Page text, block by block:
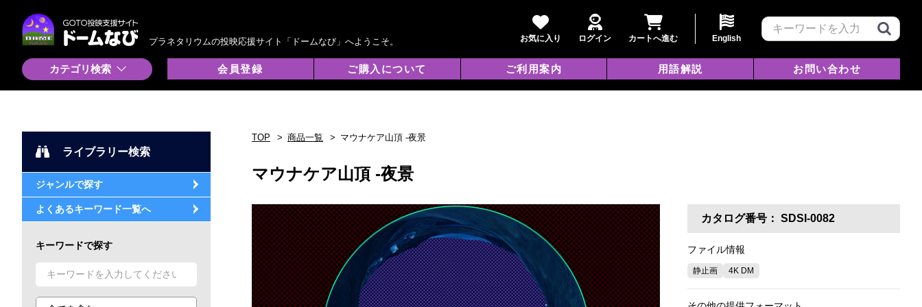
プラネタリウムの投映応援サイト「ドームなび」へようこそ。 お気に入り ログイン カートへ進む English
カテゴリ検索 会員登録 ご購入について ご利用案内 用語解説 お問い合わせ
ライブラリー検索
ジャンルで探す
よくあるキーワード一覧へ
キーワードで探す
TOP 商品一覧 マウナケア山頂 -夜景
マウナケア山頂 -夜景
カタログ番号： SDSI-0082
ファイル情報
静止画 4K DM